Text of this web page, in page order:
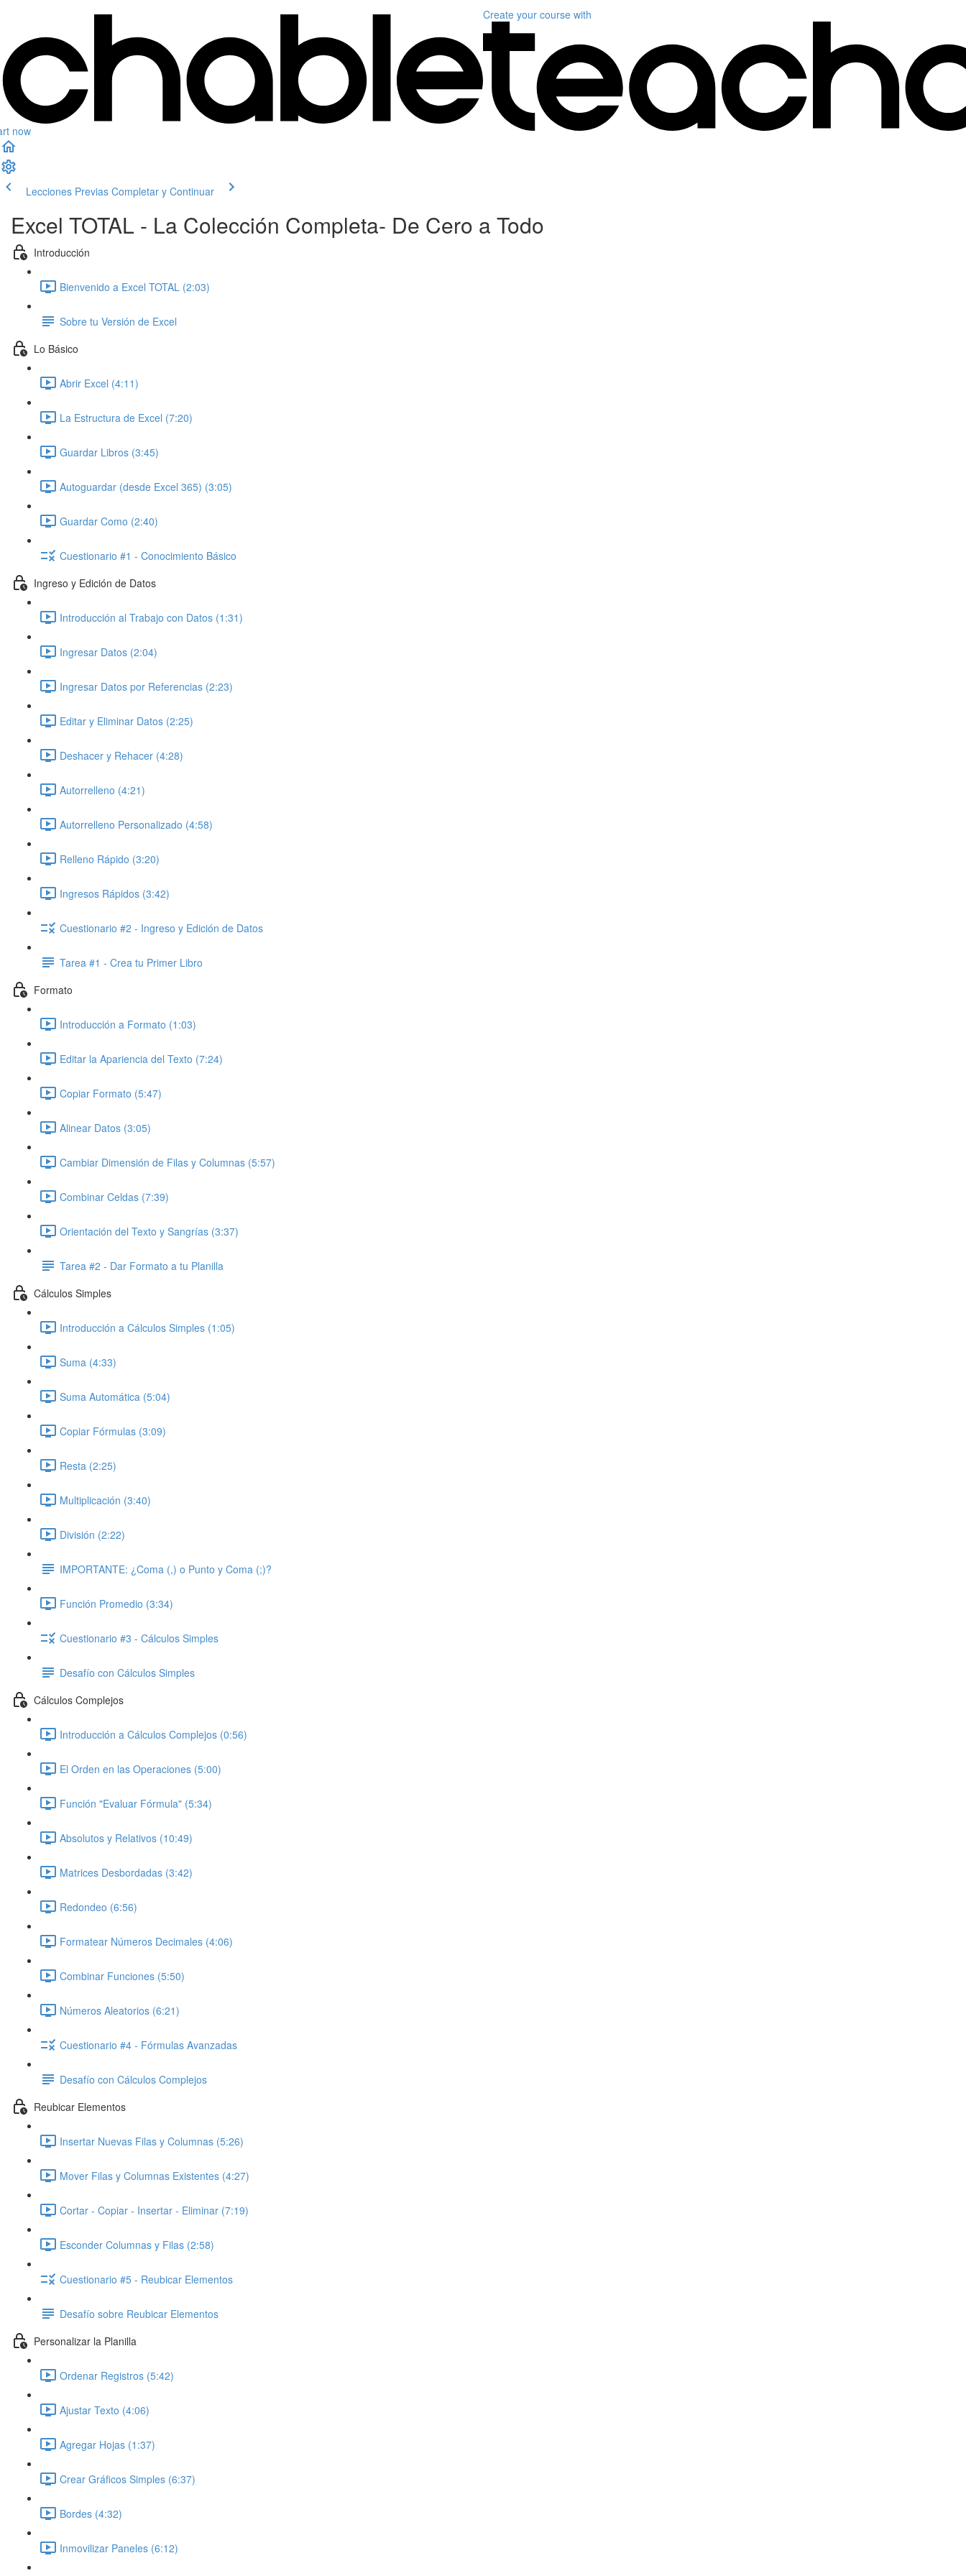
now
Create your course with
Lecciones Previas Completar y Continuar
Excel TOTAL - La Colección Completa- De Cero a Todo
Introducción
Bienvenido a Excel TOTAL (2:03)
Sobre tu Versión de Excel
Lo Básico
Abrir Excel (4:11)
La Estructura de Excel (7:20)
Guardar Libros (3:45)
Autoguardar (desde Excel 365) (3:05)
Guardar Como (2:40)
Cuestionario #1 - Conocimiento Básico
Ingreso y Edición de Datos
Introducción al Trabajo con Datos (1:31)
Ingresar Datos (2:04)
Ingresar Datos por Referencias (2:23)
Editar y Eliminar Datos (2:25)
Deshacer y Rehacer (4:28)
Autorrelleno (4:21)
Autorrelleno Personalizado (4:58)
Relleno Rápido (3:20)
Ingresos Rápidos (3:42)
Cuestionario #2 - Ingreso y Edición de Datos
Tarea #1 - Crea tu Primer Libro
Formato
Introducción a Formato (1:03)
Editar la Apariencia del Texto (7:24)
Copiar Formato (5:47)
Alinear Datos (3:05)
Cambiar Dimensión de Filas y Columnas (5:57)
Combinar Celdas (7:39)
Orientación del Texto y Sangrías (3:37)
Tarea #2 - Dar Formato a tu Planilla
Cálculos Simples
Introducción a Cálculos Simples (1:05)
Suma (4:33)
Suma Automática (5:04)
Copiar Fórmulas (3:09)
Resta (2:25)
Multiplicación (3:40)
División (2:22)
IMPORTANTE: ¿Coma (,) o Punto y Coma (;)?
Función Promedio (3:34)
Cuestionario #3 - Cálculos Simples
Desafío con Cálculos Simples
Cálculos Complejos
Introducción a Cálculos Complejos (0:56)
El Orden en las Operaciones (5:00)
Función "Evaluar Fórmula" (5:34)
Absolutos y Relativos (10:49)
Matrices Desbordadas (3:42)
Redondeo (6:56)
Formatear Números Decimales (4:06)
Combinar Funciones (5:50)
Números Aleatorios (6:21)
Cuestionario #4 - Fórmulas Avanzadas
Desafío con Cálculos Complejos
Reubicar Elementos
Insertar Nuevas Filas y Columnas (5:26)
Mover Filas y Columnas Existentes (4:27)
Cortar - Copiar - Insertar - Eliminar (7:19)
Esconder Columnas y Filas (2:58)
Cuestionario #5 - Reubicar Elementos
Desafío sobre Reubicar Elementos
Personalizar la Planilla
Ordenar Registros (5:42)
Ajustar Texto (4:06)
Agregar Hojas (1:37)
Crear Gráficos Simples (6:37)
Bordes (4:32)
Inmovilizar Paneles (6:12)